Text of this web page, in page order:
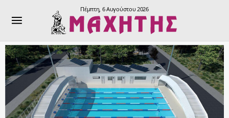
Πέμπτη, 6 Αυγούστου 2026